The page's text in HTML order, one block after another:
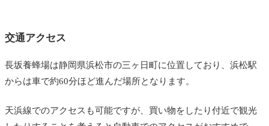
交通アクセス
長坂養蜂場は静岡県浜松市の三ヶ日町に位置しており、浜松駅
からは車で約60分ほど進んだ場所となります。
天浜線でのアクセスも可能ですが、買い物をしたり付近で観光